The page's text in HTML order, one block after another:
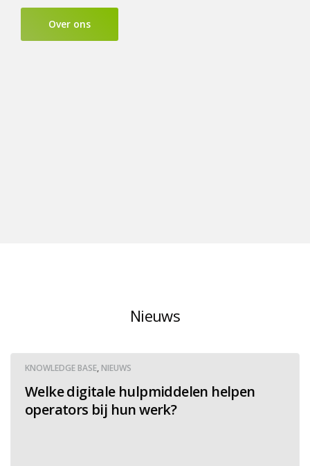
Over ons
Nieuws
KNOWLEDGE BASE, NIEUWS
Welke digitale hulpmiddelen helpen
operators bij hun werk?